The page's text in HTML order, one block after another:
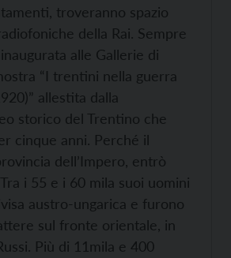
troveranno spazio
della Rai. Sempre
alle Gallerie di
“I trentini nella guerra
allestita dalla
storico del Trentino che
cinque anni. Perché il
dell’Impero, entrò
i 55 e i 60 mila suoi uomini
austro-ungarica e furono
sul fronte orientale, in
Più di 11mila e 400